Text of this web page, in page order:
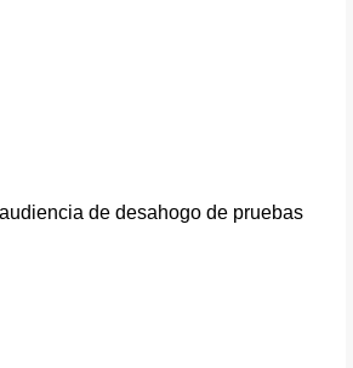
de desahogo de pruebas